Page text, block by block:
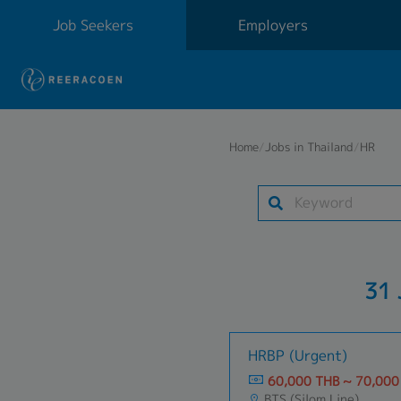
Job Seekers Employers
Home/Jobs in Thailand/HR
31
HRBP (Urgent)
60,000 THB ~ 70,000